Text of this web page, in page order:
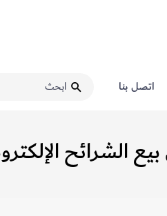
اتصل بنا
لسنة 2007م بتحديد ثمن